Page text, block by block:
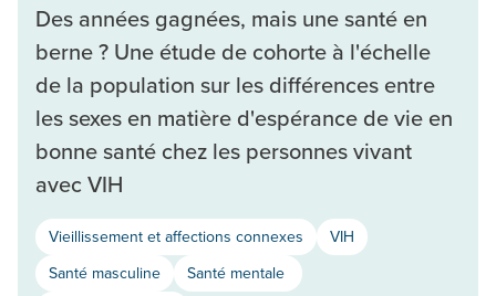
Des années gagnées, mais une santé en
berne ? Une étude de cohorte à l'échelle
de la population sur les différences entre
les sexes en matière d'espérance de vie en
bonne santé chez les personnes vivant
avec VIH
Vieillissement et affections connexes
VIH
Santé masculine
Santé mentale